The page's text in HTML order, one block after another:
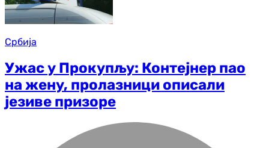
Србија
Ужас у Прокупљу: Контејнер пао
на жену, пролазници описали
језиве призоре